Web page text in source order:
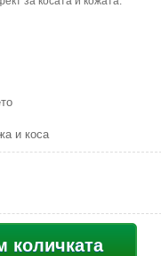
и коса
количката